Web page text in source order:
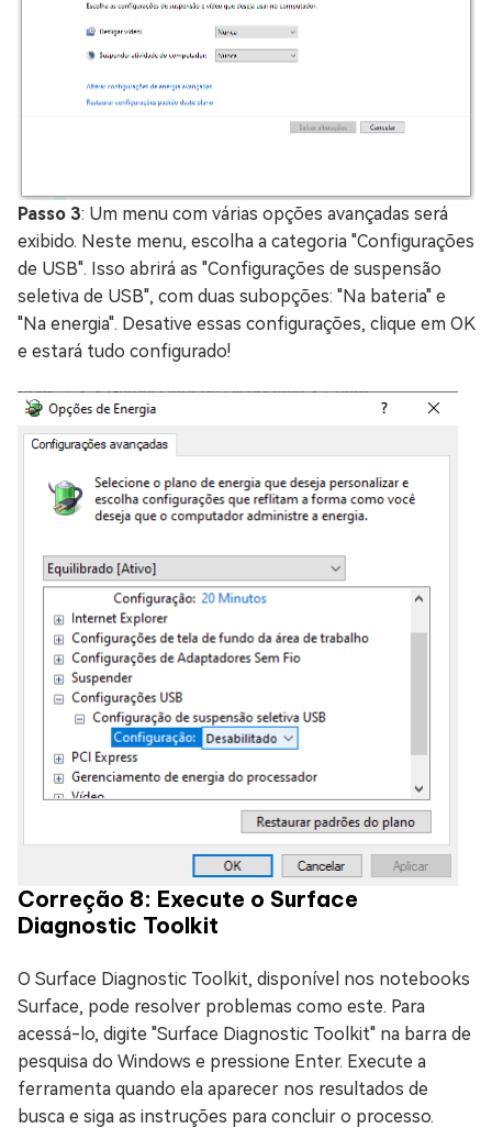
Passo 3: Um menu com várias opções avançadas será
exibido. Neste menu, escolha a categoria "Configurações
de USB". Isso abrirá as "Configurações de suspensão
seletiva de USB", com duas subopções: "Na bateria" e
"Na energia". Desative essas configurações, clique em OK
e estará tudo configurado!
Correção 8: Execute o Surface
Diagnostic Toolkit
O Surface Diagnostic Toolkit, disponível nos notebooks
Surface, pode resolver problemas como este. Para
acessá-lo, digite "Surface Diagnostic Toolkit" na barra de
pesquisa do Windows e pressione Enter. Execute a
ferramenta quando ela aparecer nos resultados de
busca e siga as instruções para concluir o processo.